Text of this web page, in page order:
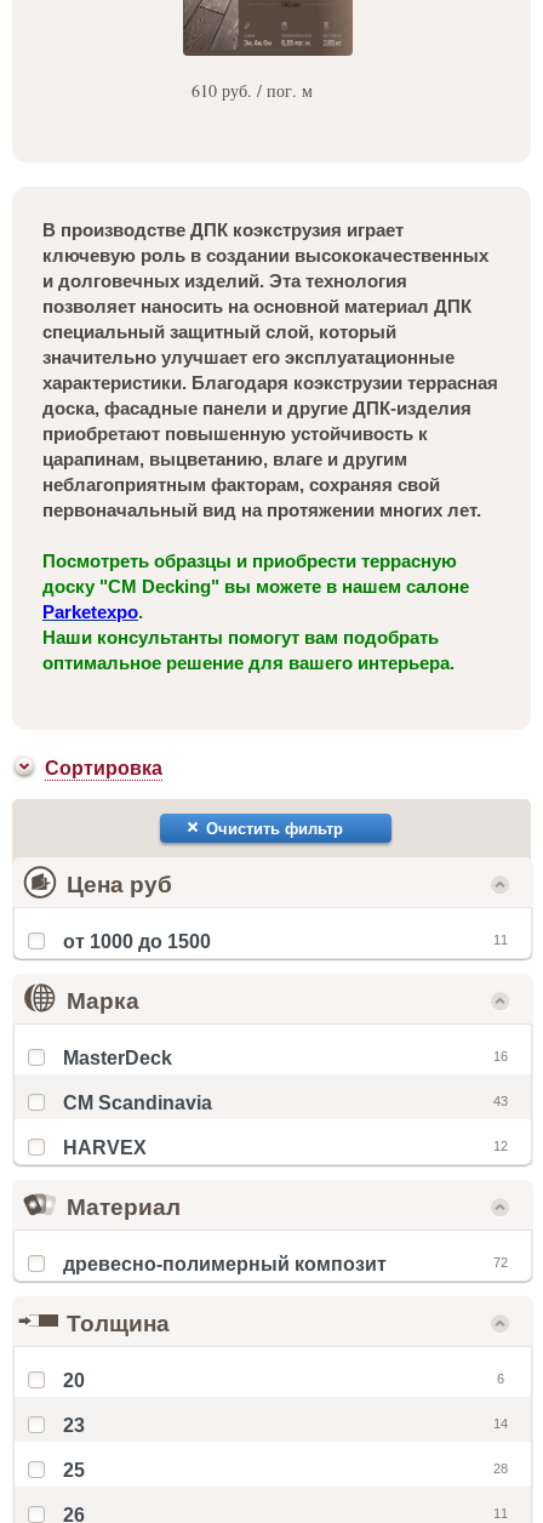
610 руб. / пог. м
В производстве ДПК коэкструзия играет
ключевую роль в создании высококачественных
и долговечных изделий. Эта технология
позволяет наносить на основной материал ДПК
специальный защитный слой, который
значительно улучшает его эксплуатационные
характеристики. Благодаря коэкструзии террасная
доска, фасадные панели и другие ДПК-изделия
приобретают повышенную устойчивость к
царапинам, выцветанию, влаге и другим
неблагоприятным факторам, сохраняя свой
первоначальный вид на протяжении многих лет.
Посмотреть образцы и приобрести террасную
доску "CM Decking" вы можете в нашем салоне
Parketexpo.
Наши консультанты помогут вам подобрать
оптимальное решение для вашего интерьера.
Сортировка
Очистить фильтр
Цена руб
от 1000 до 1500 11
Марка
MasterDeck 16
CM Scandinavia 43
HARVEX 12
Материал
древесно-полимерный композит 72
Толщина
20 6
23 14
25 28
26 11